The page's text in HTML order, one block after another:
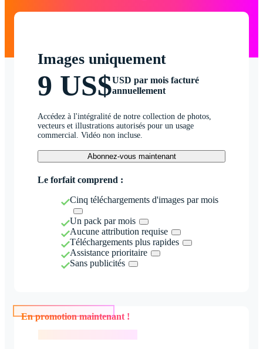
Images uniquement
9 US$USD par mois facturé
annuellement
Accédez à l'intégralité de notre collection de photos,
vecteurs et illustrations autorisés pour un usage
commercial. Vidéo non incluse.
Abonnez-vous maintenant
Le forfait comprend :
Cinq téléchargements d'images par mois
Un pack par mois
Aucune attribution requise
Téléchargements plus rapides
Assistance prioritaire
Sans publicités
En promotion maintenant !